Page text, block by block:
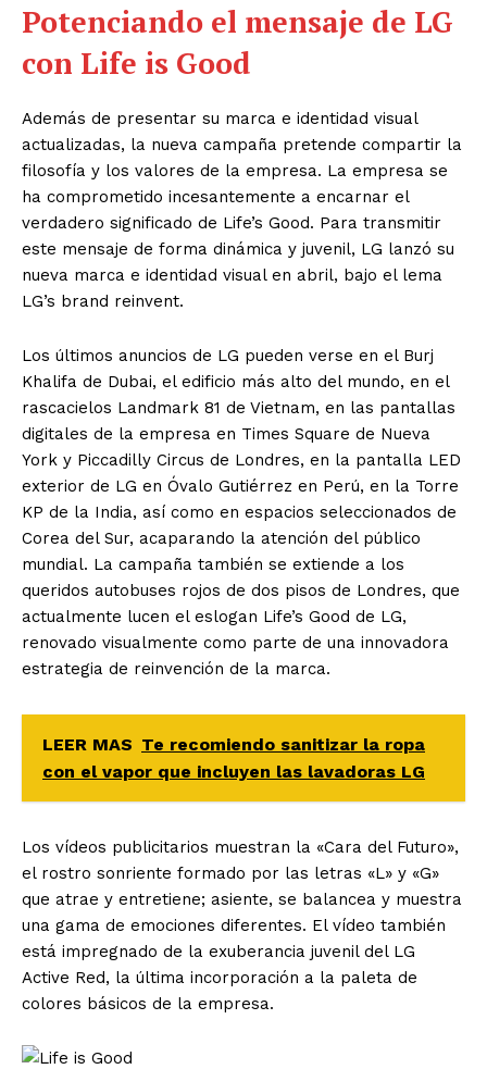
Potenciando el mensaje de LG
con Life is Good
Además de presentar su marca e identidad visual
actualizadas, la nueva campaña pretende compartir la
filosofía y los valores de la empresa. La empresa se
ha comprometido incesantemente a encarnar el
verdadero significado de Life’s Good. Para transmitir
este mensaje de forma dinámica y juvenil, LG lanzó su
nueva marca e identidad visual en abril, bajo el lema
LG’s brand reinvent.
Los últimos anuncios de LG pueden verse en el Burj
Khalifa de Dubai, el edificio más alto del mundo, en el
rascacielos Landmark 81 de Vietnam, en las pantallas
digitales de la empresa en Times Square de Nueva
York y Piccadilly Circus de Londres, en la pantalla LED
exterior de LG en Óvalo Gutiérrez en Perú, en la Torre
KP de la India, así como en espacios seleccionados de
Corea del Sur, acaparando la atención del público
mundial. La campaña también se extiende a los
queridos autobuses rojos de dos pisos de Londres, que
actualmente lucen el eslogan Life’s Good de LG,
renovado visualmente como parte de una innovadora
estrategia de reinvención de la marca.
LEER MAS Te recomiendo sanitizar la ropa
con el vapor que incluyen las lavadoras LG
Los vídeos publicitarios muestran la «Cara del Futuro»,
el rostro sonriente formado por las letras «L» y «G»
que atrae y entretiene; asiente, se balancea y muestra
una gama de emociones diferentes. El vídeo también
está impregnado de la exuberancia juvenil del LG
Active Red, la última incorporación a la paleta de
colores básicos de la empresa.